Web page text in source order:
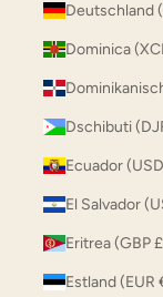
Eritrea